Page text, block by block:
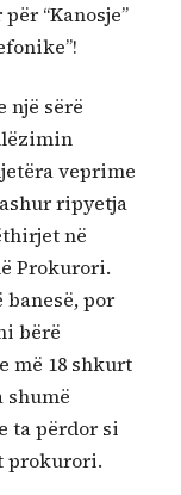
“Kanosje”
një sërë
veprime
ripyetja
në
Prokurori.
por
bërë
më 18 shkurt
shumë
ta përdor si
prokurori.